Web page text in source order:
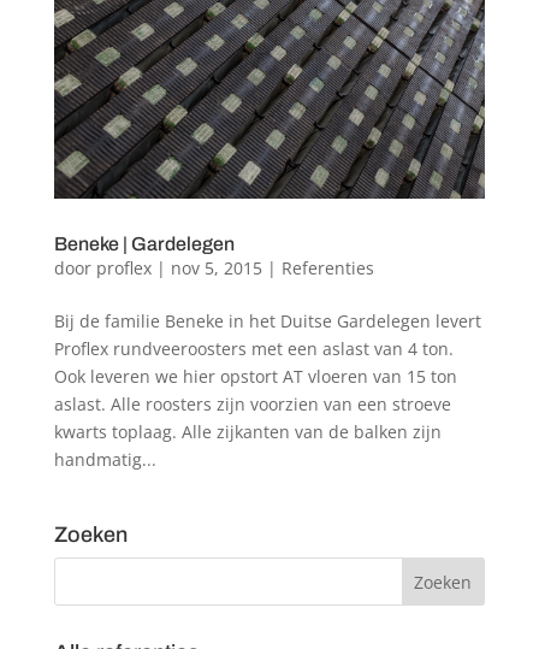
Beneke | Gardelegen
door proflex| nov 5, 2015| Referenties
Bij de familie Beneke in het Duitse Gardelegen levert
Proflex rundveeroosters met een aslast van 4 ton.
Ook leveren we hier opstort AT vloeren van 15 ton
aslast. Alle roosters zijn voorzien van een stroeve
kwarts toplaag. Alle zijkanten van de balken zijn
handmatig...
Zoeken